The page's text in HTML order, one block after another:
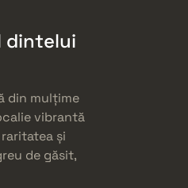
dintelui
din mulțime
vibrantă
și
de găsit,